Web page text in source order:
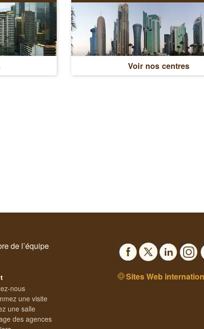
Voir nos centres
de l’équipe
nous
une visite
une salle
des agences
Sites Web